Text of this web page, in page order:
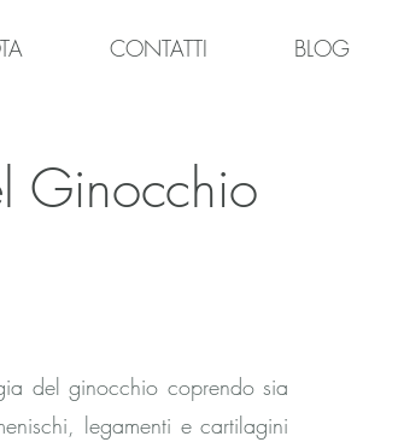
CONTATTI BLOG
Ginocchio
del ginocchio coprendo sia
legamenti e cartilagini